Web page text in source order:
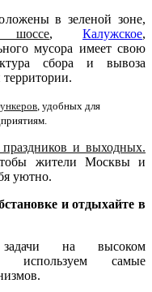
в зеленой зоне,
шоссе, Калужское,
мусора имеет свою
сбора и вывоза
, удобных для
праздников и выходных.
жители Москвы и
уютно.
и отдыхайте в
на высоком
используем самые